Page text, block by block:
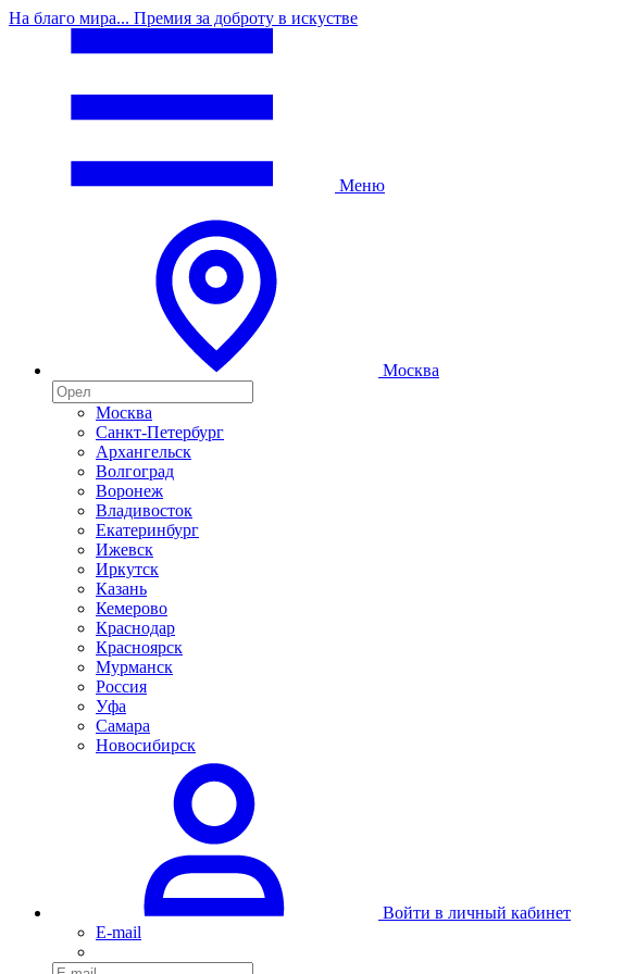
На благо мира... Премия за доброту в искустве
Меню
Москва
Москва
Санкт-Петербург
Архангельск
Волгоград
Воронеж
Владивосток
Екатеринбург
Ижевск
Иркутск
Казань
Кемерово
Краснодар
Красноярск
Мурманск
Россия
Уфа
Самара
Новосибирск
Войти в личный кабинет
E-mail